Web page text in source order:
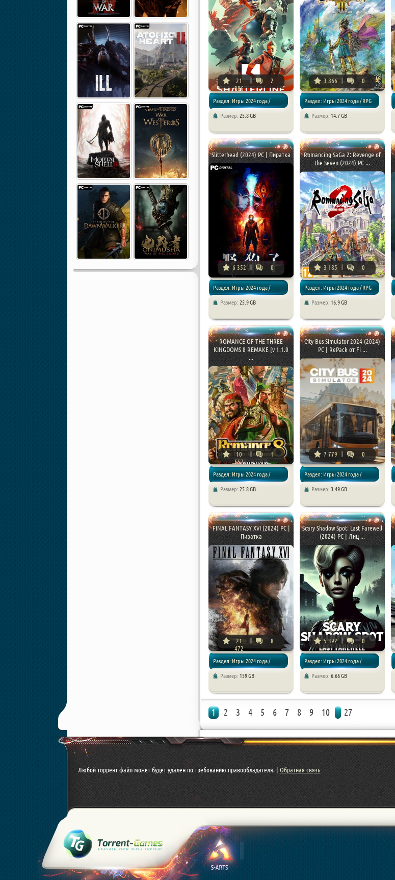
21
986
2
Раздел: Игры 2024 года /
Размер: 25.8 GB
3 866 0
Раздел: Игры 2024 года / RPG
Размер: 14.7 GB
Slitterhead (2024) PC | Пиратка
6 352 0
Раздел: Игры 2024 года /
Размер: 25.9 GB
Romancing SaGa 2: Revenge of
the Seven (2024) PC ...
3 185 0
Раздел: Игры 2024 года / RPG
Размер: 16.9 GB
ROMANCE OF THE THREE
KINGDOMS 8 REMAKE [v 1.1.0
...
10
557
1
Раздел: Игры 2024 года /
Размер: 25.8 GB
City Bus Simulator 2024 (2024)
PC | RePack от Fi ...
7 779 0
Раздел: Игры 2024 года /
Размер: 3.49 GB
FINAL FANTASY XVI (2024) PC |
Пиратка
21
472
8
Раздел: Игры 2024 года /
Размер: 159 GB
Scary Shadow Spot: Last Farewell
(2024) PC | Лиц ...
5 392 0
Раздел: Игры 2024 года /
Размер: 6.66 GB
1 2 3 4 5 6 7 8 9 10 27
Любой торрент файл может будет удален по требованию правообладателя. |Обратная связь